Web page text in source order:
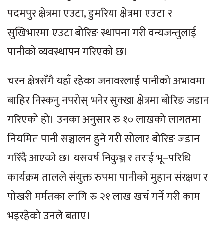
पदमपुर क्षेत्रमा एउटा, डुमरिया क्षेत्रमा एउटा र
सुखिभारमा एउटा बोरिङ स्थापना गरी वन्यजन्तुलाई
पानीको व्यवस्थापन गरिएको छ।
चरन क्षेत्रसँगै यहाँ रहेका जनावरलाई पानीको अभावमा
बाहिर निस्कनु नपरोस् भनेर सुक्खा क्षेत्रमा बोरिङ जडान
गरिएको हो। उनका अनुसार रु १० लाखको लागतमा
नियमित पानी सञ्चालन हुने गरी सोलार बोरिङ जडान
गरिँदै आएको छ। यसवर्ष निकुञ्ज र तराई भू–परिधि
कार्यक्रम तालले संयुक्त रुपमा पानीको मुहान संरक्षण र
पोखरी मर्मतका लागि रु २१ लाख खर्च गर्ने गरी काम
भइरहेको उनले बताए।